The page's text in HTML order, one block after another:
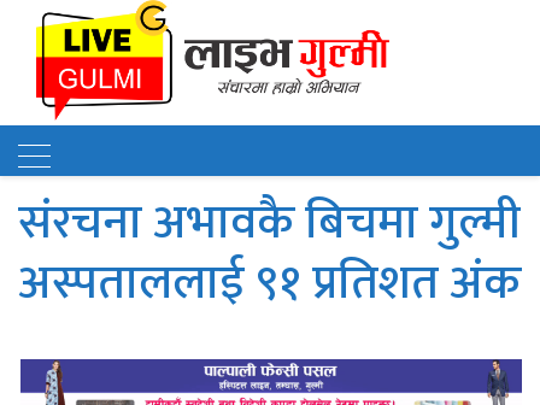
संरचना अभावकै बिचमा गुल्मी
अस्पताललाई ९१ प्रतिशत अंक